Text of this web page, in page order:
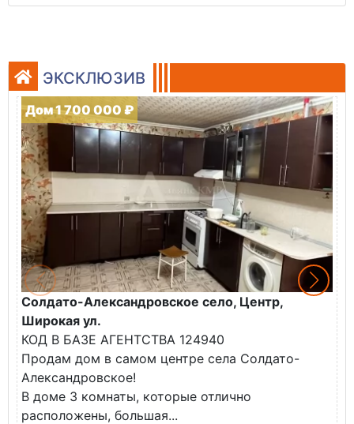
ЭКСКЛЮЗИВ
Дом 1 700 000 ₽
Солдато-Александровское село, Центр,
Широкая ул.
КОД В БАЗЕ АГЕНТСТВА 124940
Продам дом в самом центре села Солдато-
Александровское!
В доме 3 комнаты, которые отлично
расположены, большая...